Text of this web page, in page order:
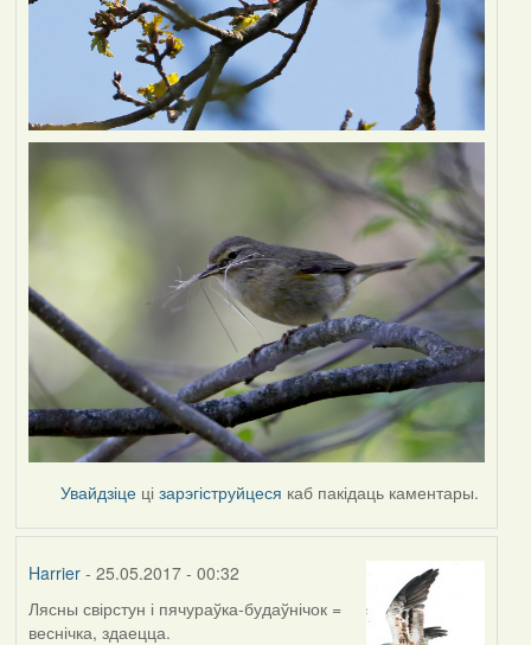
Увайдзіце цізарэгіструйцеся каб пакідаць каментары.
Harrier- 25.05.2017 - 00:32
Лясны свірстун і пячураўка-будаўнічок =
веснічка, здаецца.